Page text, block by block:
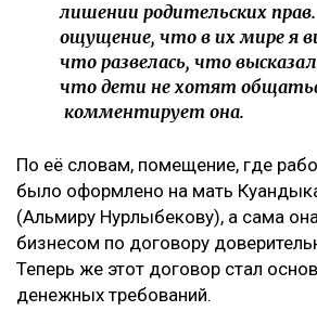
лишении родительских
ощущение, что в их мире я
что развелась, что
что дети не хотят
комментирует она.
По её словам, помещение, где
было оформлено на мать
(Альмиру Нурлыбекову), а сама
бизнесом по договору
Теперь же этот договор стал
денежных требований.